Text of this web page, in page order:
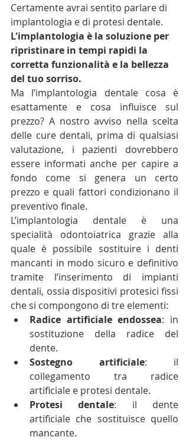
Certamente avrai sentito parlare di
implantologia e di protesi dentale.
L'implantologia è la soluzione per
ripristinare in tempi rapidi la
corretta funzionalità e la bellezza
del tuo sorriso.
Ma l’implantologia dentale cosa è
esattamente e cosa influisce sul
prezzo? A nostro avviso nella scelta
delle cure dentali, prima di qualsiasi
valutazione, i pazienti dovrebbero
essere informati anche per capire a
fondo come si genera un certo
prezzo e quali fattori condizionano il
preventivo finale.
L’implantologia dentale è una
specialità odontoiatrica grazie alla
quale è possibile sostituire i denti
mancanti in modo sicuro e definitivo
tramite l’inserimento di impianti
dentali, ossia dispositivi protesici fissi
che si compongono di tre elementi:
Radice artificiale endossea: in
sostituzione della radice del
dente.
Sostegno artificiale: il
collegamento tra radice
artificiale e protesi dentale.
Protesi dentale: il dente
artificiale che sostituisce quello
mancante.